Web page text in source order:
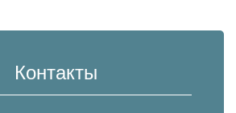
Контакты